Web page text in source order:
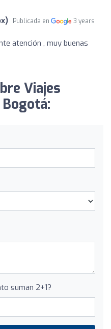
Publicada en
3 years
atención , muy buenas
Viajes
suman 2+1?